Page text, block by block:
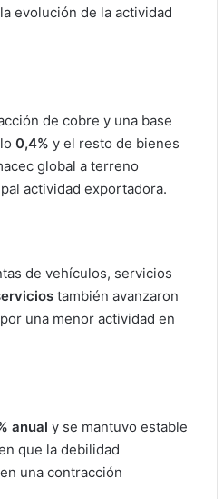
evolución de la actividad
de cobre y una base
0,4% y el resto de bienes
global a terreno
actividad exportadora.
de vehículos, servicios
también avanzaron
una menor actividad en
anual y se mantuvo estable
que la debilidad
una contracción